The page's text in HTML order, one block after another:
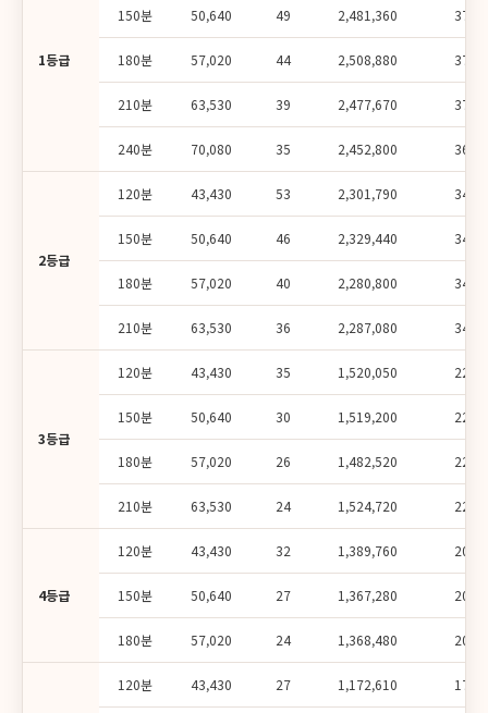
1등급
150분 50,640 49 2,481,360
180분 57,020 44 2,508,880
210분 63,530 39 2,477,670
240분 70,080 35 2,452,800
2등급
120분 43,430 53 2,301,790
150분 50,640 46 2,329,440
180분 57,020 40 2,280,800
210분 63,530 36 2,287,080
3등급
120분 43,430 35 1,520,050
150분 50,640 30 1,519,200
180분 57,020 26 1,482,520
210분 63,530 24 1,524,720
4등급
120분 43,430 32 1,389,760
150분 50,640 27 1,367,280
180분 57,020 24 1,368,480
120분 43,430 27 1,172,610